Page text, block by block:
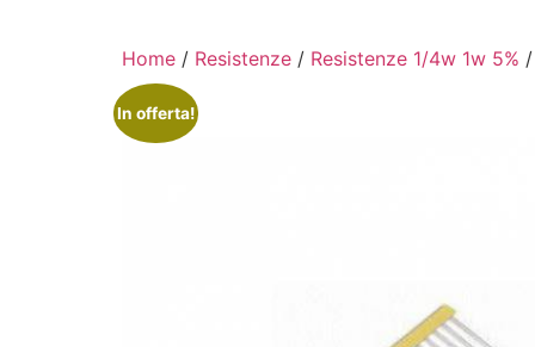
Home / Resistenze / Resistenze 1/4w 1w 5%
In offerta!